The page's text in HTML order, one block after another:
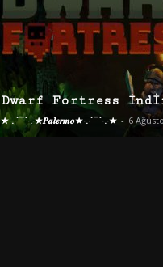
Dwarf Fortress
★·.·´¯`·.·★𝑷𝒂𝒍𝒆𝒓𝒎𝒐★·.·´¯`·.·★ - 6